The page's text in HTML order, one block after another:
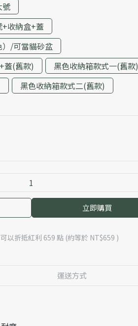
號
+收納盒+蓋
/可當貓砂盆
蓋(舊款)
黑色收納箱款式一(舊款)
黑色收納箱款式二(舊款)
立即購買
以折抵紅利 659 點 (約等於 NT$659 )
運送方式